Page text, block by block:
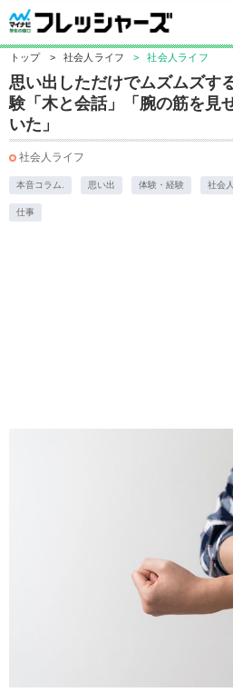
トップ > 社会人ライフ > 社会人ライフ
思い出しただけでムズムズ
験「木と会話」「腕の筋を見
いた」
社会人ライフ
本音コラム. 思い出 体験・経験 社会
仕事